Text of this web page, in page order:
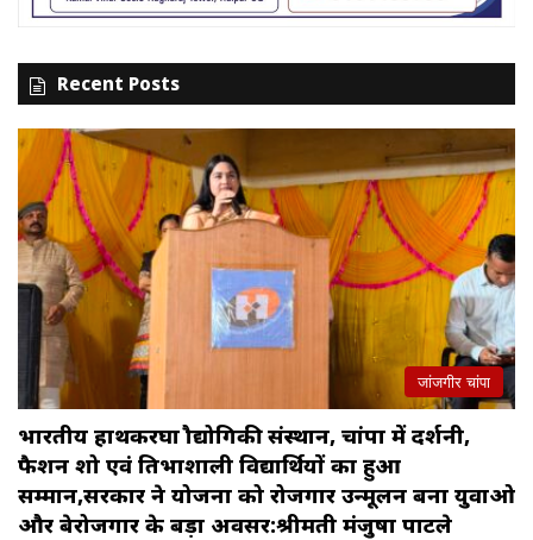
Recent Posts
जांजगीर चांपा
भारतीय हाथकरघा प्रौद्योगिकी संस्थान, चांपा में प्रदर्शनी,
फैशन शो एवं प्रतिभाशाली विद्यार्थियों का हुआ
सम्मान,सरकार ने योजना को रोजगार उन्मूलन बना युवाओ
और बेरोजगार के बड़ा अवसर:श्रीमती मंजुषा पाटले